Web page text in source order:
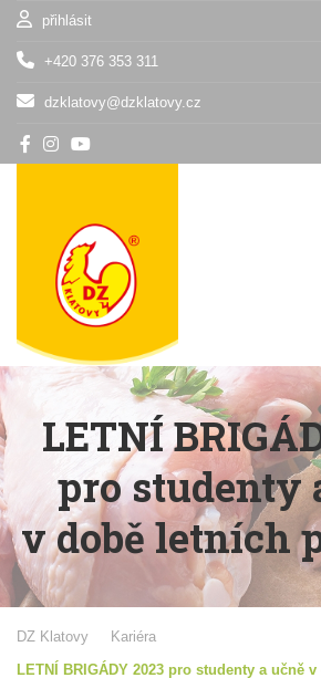
přihlásit
+420 376 353 311
dzklatovy@dzklatovy.cz
LETNÍ
pro studenty
v době letních
DZ Klatovy
Kariéra
LETNÍ BRIGÁDY 2023 pro studenty a učně